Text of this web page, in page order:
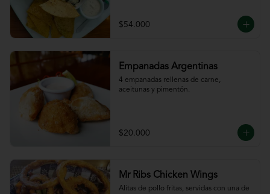
pan
de la casa
$54.000
Empanadas Argentinas
4 empanadas rellenas de carne,
aceitunas y pimentón.
$20.000
Mr Ribs Chicken Wings
Alitas de pollo fritas, servidas con una de